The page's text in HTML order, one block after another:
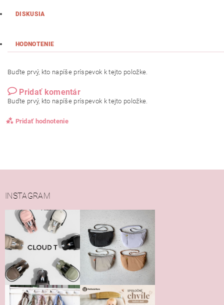
DISKUSIA
HODNOTENIE
Buďte prvý, kto napíše príspevok k tejto položke.
Pridať komentár
Buďte prvý, kto napíše príspevok k tejto položke.
Pridať hodnotenie
Vložením hodnotenie súhlasíte s
podmienkami ochrany
osobných údajov
INSTAGRAM